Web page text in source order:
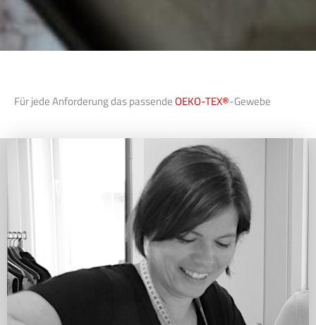
Für jede Anforderung das passendeOEKO-TEX®-Gewebe